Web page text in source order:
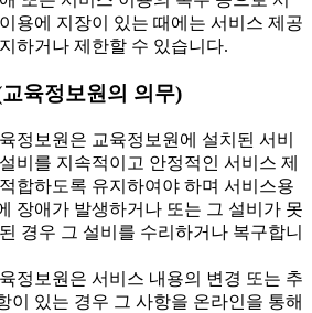
용에 지장이 있는 때에는 서비스 제공
하거나 제한할 수 있습니다.
육정보원의 의무)
정보원은 교육정보원에 설치된 서비
비를 지속적이고 안정적인 서비스 제
합하도록 유지하여야 하며 서비스용
장애가 발생하거나 또는 그 설비가 못
경우 그 설비를 수리하거나 복구합니
정보원은 서비스 내용의 변경 또는 추
이 있는 경우 그 사항을 온라인을 통해